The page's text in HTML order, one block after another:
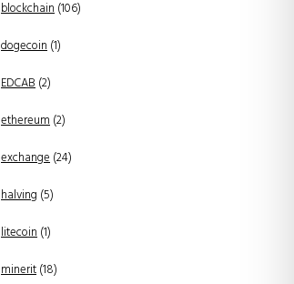
blockchain(106)
dogecoin(1)
EDCAB(2)
ethereum(2)
exchange(24)
halving (5)
litecoin(1)
minerit(18)